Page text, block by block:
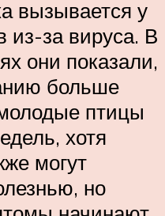
вызывается у
из-за вируса. В
они показали,
больше
птицы
хотя
могут
но